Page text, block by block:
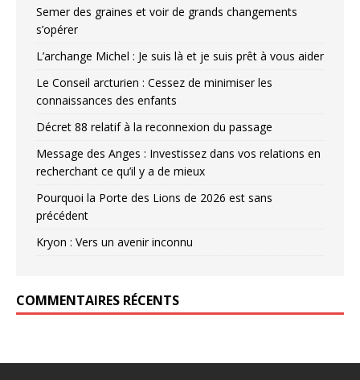
Semer des graines et voir de grands changements
s’opérer
L’archange Michel : Je suis là et je suis prêt à vous aider
Le Conseil arcturien : Cessez de minimiser les
connaissances des enfants
Décret 88 relatif à la reconnexion du passage
Message des Anges : Investissez dans vos relations en
recherchant ce qu’il y a de mieux
Pourquoi la Porte des Lions de 2026 est sans
précédent
Kryon : Vers un avenir inconnu
COMMENTAIRES RÉCENTS